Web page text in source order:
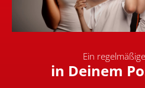
Ein
in Deinem